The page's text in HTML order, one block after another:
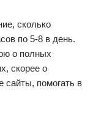
сколько
по 5-8 в день.
о полных
скорее о
сайты, помогать в